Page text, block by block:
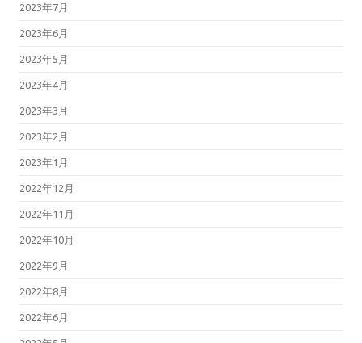
2023年7月
2023年6月
2023年5月
2023年4月
2023年3月
2023年2月
2023年1月
2022年12月
2022年11月
2022年10月
2022年9月
2022年8月
2022年6月